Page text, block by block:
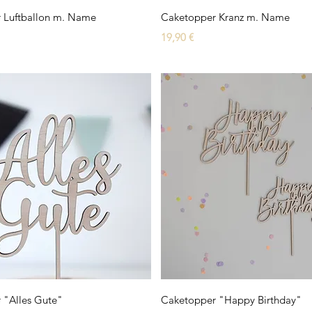
Schnellansicht
Luftballon m. Name
Schnellansicht
Caketopper Kranz m. Name
Preis
19,90 €
Schnellansicht
"Alles Gute" Schnellansicht
Caketopper "Happy Birthday"